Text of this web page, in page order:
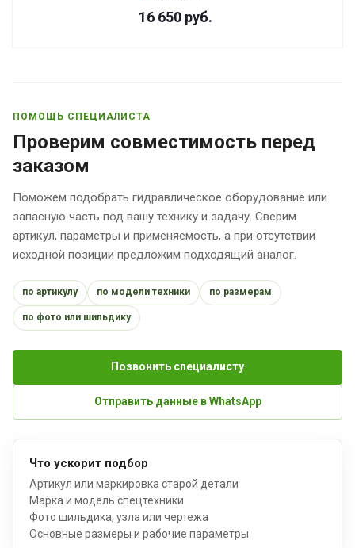
16 650 руб.
ПОМОЩЬ СПЕЦИАЛИСТА
Проверим совместимость перед
заказом
Поможем подобрать гидравлическое оборудование или
запасную часть под вашу технику и задачу. Сверим
артикул, параметры и применяемость, а при отсутствии
исходной позиции предложим подходящий аналог.
по артикулу по модели техники по размерам
по фото или шильдику
Позвонить специалисту
Отправить данные в WhatsApp
Что ускорит подбор
Артикул или маркировка старой детали
Марка и модель спецтехники
Фото шильдика, узла или чертежа
Основные размеры и рабочие параметры